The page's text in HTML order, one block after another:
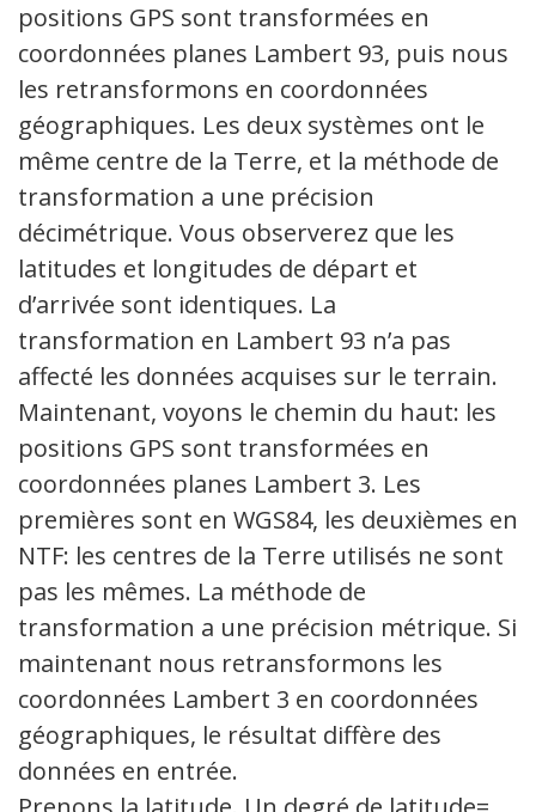
positions GPS sont transformées en
coordonnées planes Lambert 93, puis nous
les retransformons en coordonnées
géographiques. Les deux systèmes ont le
même centre de la Terre, et la méthode de
transformation a une précision
décimétrique. Vous observerez que les
latitudes et longitudes de départ et
d’arrivée sont identiques. La
transformation en Lambert 93 n’a pas
affecté les données acquises sur le terrain.
Maintenant, voyons le chemin du haut: les
positions GPS sont transformées en
coordonnées planes Lambert 3. Les
premières sont en WGS84, les deuxièmes en
NTF: les centres de la Terre utilisés ne sont
pas les mêmes. La méthode de
transformation a une précision métrique. Si
maintenant nous retransformons les
coordonnées Lambert 3 en coordonnées
géographiques, le résultat diffère des
données en entrée.